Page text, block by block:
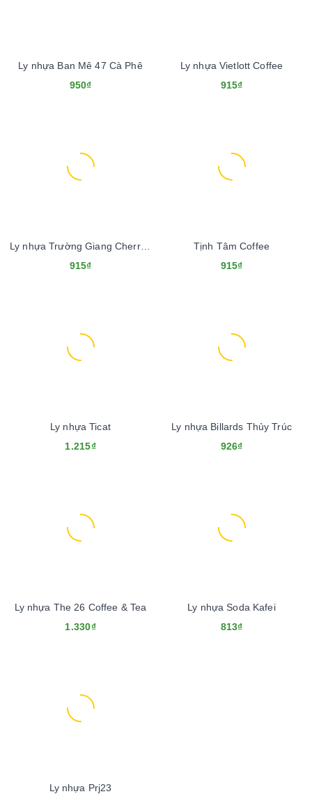
Ly nhựa Ban Mê 47 Cà Phê
950₫
Ly nhựa Vietlott Coffee
915₫
Ly nhựa Trường Giang Cherry Coffee
915₫
Tịnh Tâm Coffee
915₫
Ly nhựa Ticat
1.215₫
Ly nhựa Billards Thủy Trúc
926₫
Ly nhựa The 26 Coffee & Tea
1.330₫
Ly nhựa Soda Kafei
813₫
Ly nhựa Prj23